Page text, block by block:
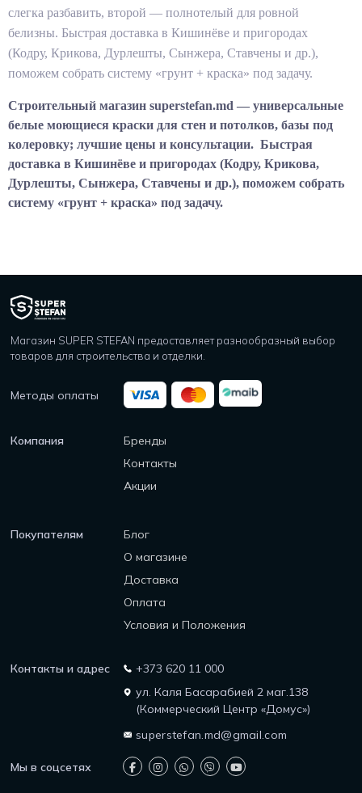
слегка разбавить, второй — полнотелый для ровной
белизны. Быстрая доставка в Кишинёве и пригородах
(Кодру, Крикова, Дурлешты, Сынжера, Ставчены и др.),
поможем собрать систему «грунт + краска» под задачу.
Строительный магазин superstefan.md — универсальные
белые моющиеся краски для стен и потолков, базы под
колеровку; лучшие цены и консультации. Быстрая
доставка в Кишинёве и пригородах (Кодру, Крикова,
Дурлешты, Сынжера, Ставчены и др.), поможем собрать
систему «грунт + краска» под задачу.
Магазин SUPER STEFAN предоставляет разнообразный выбор
товаров для строительства и отделки.
Методы оплаты
Компания
Бренды
Контакты
Акции
Покупателям
Блог
О магазине
Доставка
Оплата
Условия и Положения
Контакты и адрес
+373 620 11 000
ул. Каля Басарабией 2 маг.138
(Коммерческий Центр «Домус»)
superstefan.md@gmail.com
Мы в соцсетях